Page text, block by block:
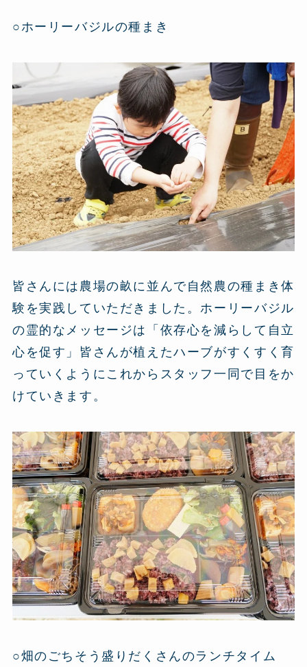
○ホーリーバジルの種まき
皆さんには農場の畝に並んで自然農の種まき体
験を実践していただきました。ホーリーバジル
の霊的なメッセージは「依存心を減らして自立
心を促す」皆さんが植えたハーブがすくすく育
っていくようにこれからスタッフ一同で目をか
けていきます。
○畑のごちそう盛りだくさんのランチタイム